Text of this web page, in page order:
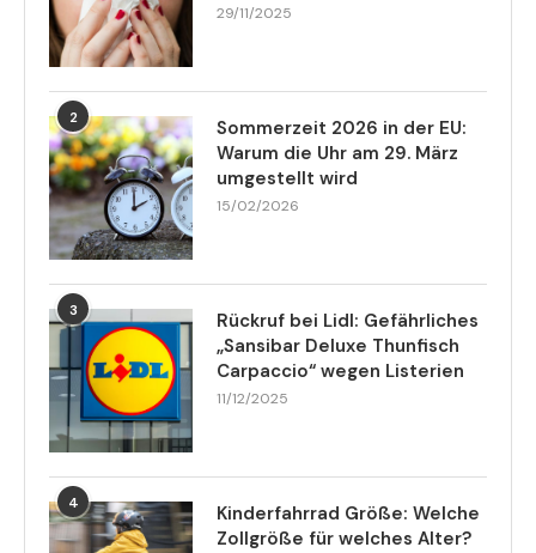
29/11/2025
2
Sommerzeit 2026 in der EU:
Warum die Uhr am 29. März
umgestellt wird
15/02/2026
3
Rückruf bei Lidl: Gefährliches
„Sansibar Deluxe Thunfisch
Carpaccio“ wegen Listerien
11/12/2025
4
Kinderfahrrad Größe: Welche
Zollgröße für welches Alter?